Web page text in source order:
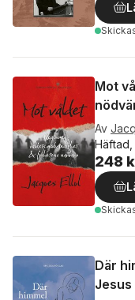
Mot
Av
248
Där